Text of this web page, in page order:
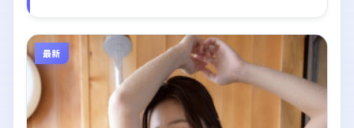
最新